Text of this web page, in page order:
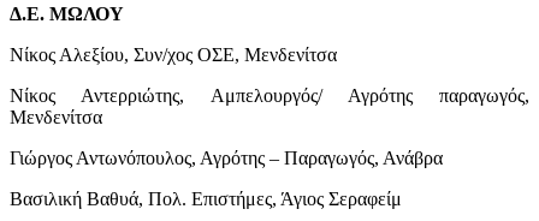
Δ.Ε. ΜΩΛΟΥ
Νίκος Αλεξίου, Συν/χος ΟΣΕ, Μενδενίτσα
Νίκος Αντερριώτης, Αμπελουργός/ Αγρότης παραγωγός,
Μενδενίτσα
Γιώργος Αντωνόπουλος, Αγρότης – Παραγωγός, Ανάβρα
Βασιλική Βαθυά, Πολ. Επιστήμες, Άγιος Σεραφείμ